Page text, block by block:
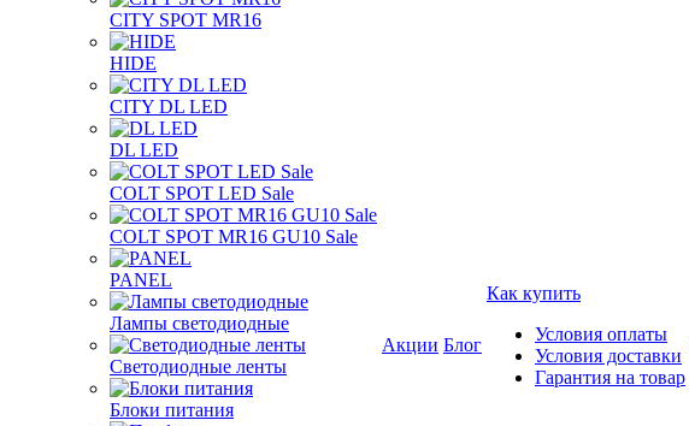
CITY SPOT MR16
HIDE
CITY DL LED
DL LED
COLT SPOT LED Sale
COLT SPOT MR16 GU10 Sale
PANEL
Лампы светодиодные
Светодиодные ленты
Блоки питания
Акции Блог
Как купить
Условия оплаты
Условия доставки
Гарантия на товар